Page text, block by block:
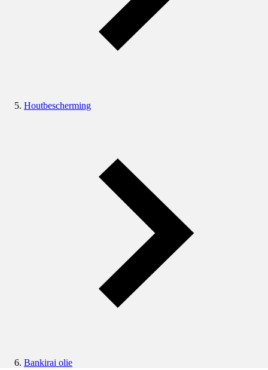
Houtbescherming
Bankirai olie